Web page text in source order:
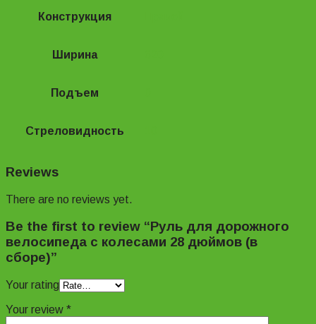
Конструкция
Ширина
Подъем
Стреловидность
Reviews
There are no reviews yet.
Be the first to review “Руль для дорожного
велосипеда с колесами 28 дюймов (в
сборе)”
Your rating
Your review *